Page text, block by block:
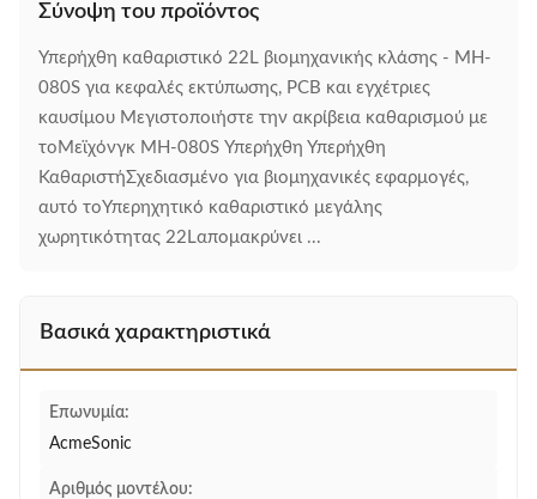
Σύνοψη του προϊόντος
Υπερήχθη καθαριστικό 22L βιομηχανικής κλάσης - MH-
080S για κεφαλές εκτύπωσης, PCB και εγχέτριες
καυσίμου Μεγιστοποιήστε την ακρίβεια καθαρισμού με
τοΜεϊχόνγκ MH-080S Υπερήχθη Υπερήχθη
ΚαθαριστήΣχεδιασμένο για βιομηχανικές εφαρμογές,
αυτό τοΥπερηχητικό καθαριστικό μεγάλης
χωρητικότητας 22Lαπομακρύνει ...
Βασικά χαρακτηριστικά
Επωνυμία:
AcmeSonic
Αριθμός μοντέλου: